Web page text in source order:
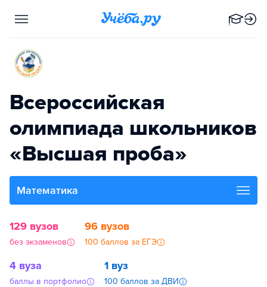
Всероссийская
олимпиада школьников
«Высшая проба»
Математика
129 вузов
без экзаменов
96 вузов
100 баллов за ЕГЭ
4 вуза
баллы в портфолио
1 вуз
100 баллов за ДВИ